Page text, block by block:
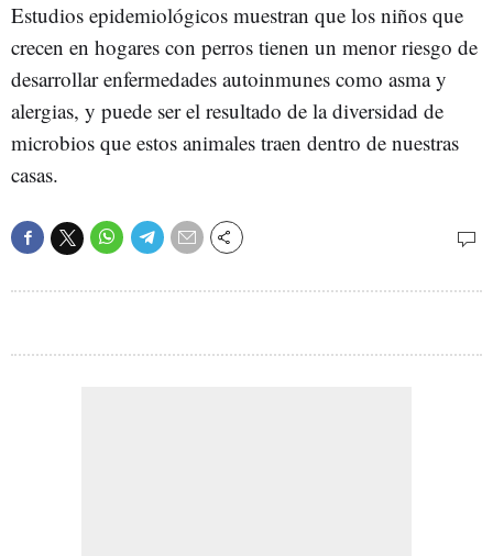
Estudios epidemiológicos muestran que los niños que
crecen en hogares con perros tienen un menor riesgo de
desarrollar enfermedades autoinmunes como asma y
alergias, y puede ser el resultado de la diversidad de
microbios que estos animales traen dentro de nuestras
casas.